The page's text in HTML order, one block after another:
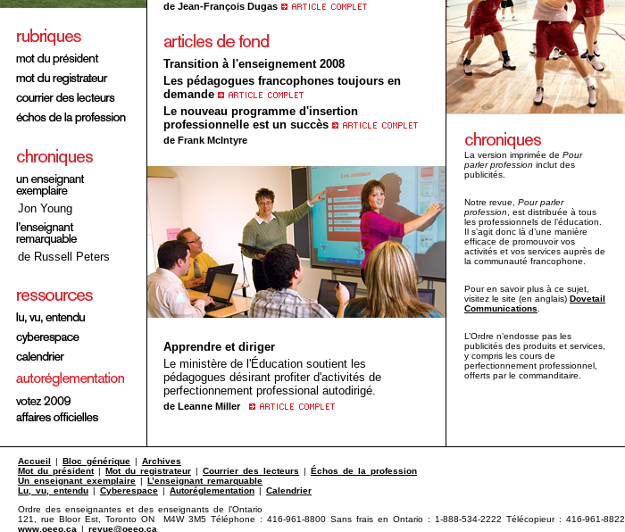
Jon Young
de Russell Peters
de Jean-François Dugas
Transition à l'enseignement 2008
Les pédagogues francophones toujours en
demande
Le nouveau programme d'insertion
professionnelle est un succès
de Frank McIntyre
Apprendre et diriger
Le ministère de l'Éducation soutient les
pédagogues désirant profiter d'activités de
perfectionnement professional autodirigé.
de Leanne Miller
La version imprimée de Pour
parler profession inclut des
publicités.
Notre revue, Pour parler
profession , est distribuée à tous
les professionnels de l’éducation.
Il s’agit donc là d’une manière
efficace de promouvoir vos
activités et vos services auprès de
la communauté francophone.
Pour en savoir plus à ce sujet,
visitez le site (en anglais) Dovetail
Communications
L’Ordre n’endosse pas les
publicités des produits et services,
y compris les cours de
perfectionnement professionnel,
offerts par le commanditaire.
Accueil | Bloc générique | Archives
Mot du président| Mot du registrateur | Courrier des lecteurs | Échos de la profession
Un enseignant exemplaire | L’enseignant remarquable
Lu, vu, entendu | Cyberespace | Autoréglementation | Calendrier
Ordre des enseignantes et des enseignants de l’Ontario
121, rue Bloor Est, Toronto ON M4W 3M5 Téléphone : 416-961-8800 Sans frais en Ontario : 1-888-534-2222 Télécopieur : 416-961-8822
www.oeeo.ca | revue@oeeo.ca